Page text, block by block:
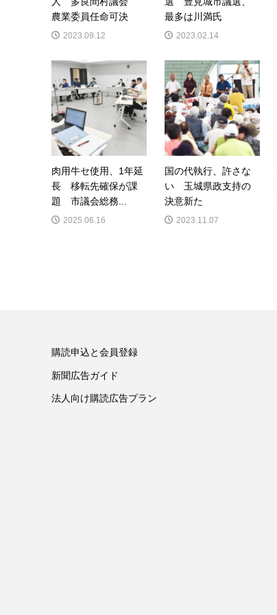
農業委員任命可決
2023.09.12
最多は川満氏
2023.02.14
肉用牛セ使用、1年延
長 移転先確保が課
題 市議会総務...
2025.06.16
国の代執行、許さな
い 玉城県政支持の
決意新た
2023.11.07
購読申込と会員登録
新聞広告ガイド
法人向け購読広告プラン